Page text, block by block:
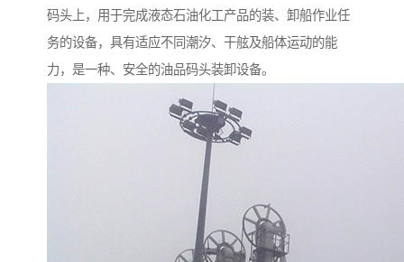
码头上，用于完成液态石油化工产品的装、卸船作业任
务的设备，具有适应不同潮汐、干舷及船体运动的能
力，是一种、安全的油品码头装卸设备。